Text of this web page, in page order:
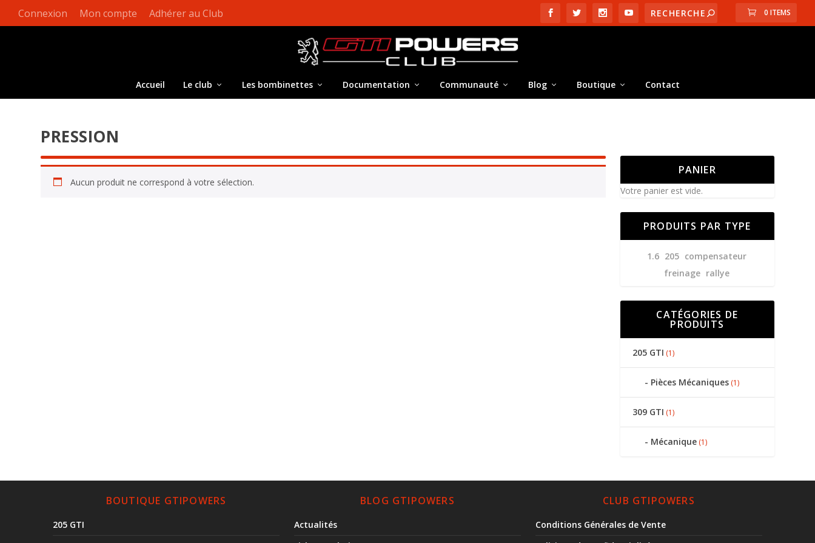
Connexion Mon compte Adhérer au Club 0 ITEMS
Accueil Le club Les bombinettes Documentation Communauté Blog Boutique Contact
PRESSION
Aucun produit ne correspond à votre sélection.
PANIER
Votre panier est vide.
PRODUITS PAR TYPE
1.6 205 compensateur
freinage rallye
CATÉGORIES DE
PRODUITS
205 GTI (1)
Pièces Mécaniques (1)
309 GTI (1)
Mécanique (1)
BOUTIQUE GTIPOWERS
205 GTI
BLOG GTIPOWERS
Actualités
CLUB GTIPOWERS
Conditions Générales de Vente